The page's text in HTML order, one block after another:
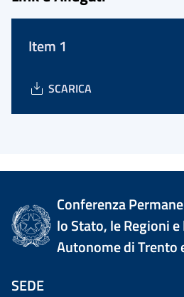
Item 1
SCARICA
Conferenza
lo Stato, le Regioni
Autonome di Trento
SEDE